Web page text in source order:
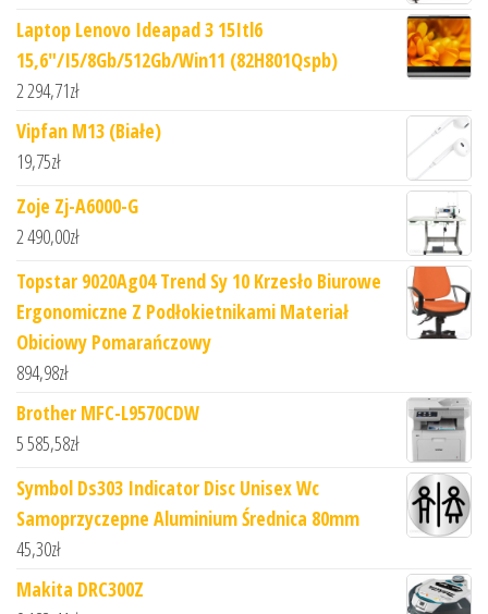
Laptop Lenovo Ideapad 3 15Itl6
15,6"/I5/8Gb/512Gb/Win11 (82H801Qspb)
2 294,71zł
Vipfan M13 (Białe)
19,75zł
Zoje Zj-A6000-G
2 490,00zł
Topstar 9020Ag04 Trend Sy 10 Krzesło Biurowe
Ergonomiczne Z Podłokietnikami Materiał
Obiciowy Pomarańczowy
894,98zł
Brother MFC-L9570CDW
5 585,58zł
Symbol Ds303 Indicator Disc Unisex Wc
Samoprzyczepne Aluminium Średnica 80mm
45,30zł
Makita DRC300Z